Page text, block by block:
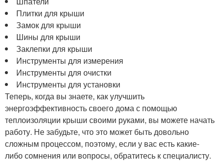
Плитки для крыши
Замок для крыши
Шины для крыши
Заклепки для крыши
Инструменты для измерения
Инструменты для очистки
Инструменты для установки
Теперь, когда вы знаете, как улучшить
энергоэффективность своего дома с помощью
теплоизоляции крыши своими руками, вы можете начать
работу. Не забудьте, что это может быть довольно
сложным процессом, поэтому, если у вас есть какие-
либо сомнения или вопросы, обратитесь к специалисту.